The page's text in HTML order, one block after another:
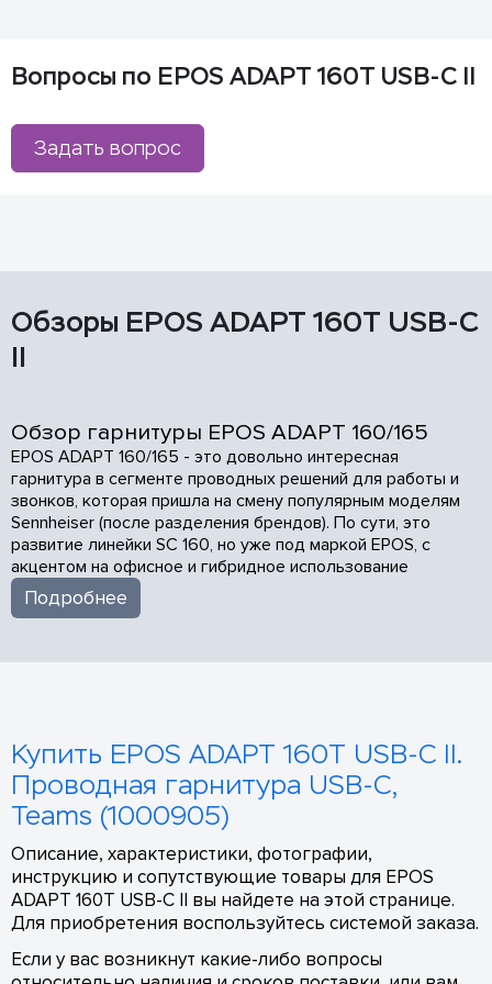
Вопросы по EPOS ADAPT 160T USB-C II
Задать вопрос
Обзоры EPOS ADAPT 160T USB-C
II
Обзор гарнитуры EPOS ADAPT 160/165
EPOS ADAPT 160/165 - это довольно интересная
гарнитура в сегменте проводных решений для работы и
звонков, которая пришла на смену популярным моделям
Sennheiser (после разделения брендов). По сути, это
развитие линейки SC 160, но уже под маркой EPOS, с
акцентом на офисное и гибридное использование
Подробнее
Купить EPOS ADAPT 160T USB-C II.
Проводная гарнитура USB-C,
Teams (1000905)
Описание, характеристики, фотографии,
инструкцию и сопутствующие товары для EPOS
ADAPT 160T USB-C II вы найдете на этой странице.
Для приобретения воспользуйтесь системой заказа.
Если у вас возникнут какие-либо вопросы